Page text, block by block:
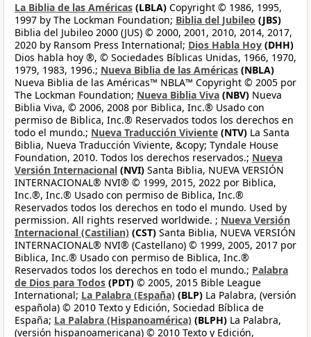
La Biblia de las Américas (LBLA) Copyright © 1986, 1995,
1997 by The Lockman Foundation; Biblia del Jubileo (JBS)
Biblia del Jubileo 2000 (JUS) © 2000, 2001, 2010, 2014, 2017,
2020 by Ransom Press International; Dios Habla Hoy (DHH)
Dios habla hoy ®, © Sociedades Bíblicas Unidas, 1966, 1970,
1979, 1983, 1996.; Nueva Biblia de las Américas (NBLA)
Nueva Biblia de las Américas™ NBLA™ Copyright © 2005 por
The Lockman Foundation; Nueva Biblia Viva (NBV) Nueva
Biblia Viva, © 2006, 2008 por Biblica, Inc.® Usado con
permiso de Biblica, Inc.® Reservados todos los derechos en
todo el mundo.; Nueva Traducción Viviente (NTV) La Santa
Biblia, Nueva Traducción Viviente, &copy; Tyndale House
Foundation, 2010. Todos los derechos reservados.; Nueva
Versión Internacional (NVI) Santa Biblia, NUEVA VERSIÓN
INTERNACIONAL® NVI® © 1999, 2015, 2022 por Biblica,
Inc.®, Inc.® Usado con permiso de Biblica, Inc.®
Reservados todos los derechos en todo el mundo. Used by
permission. All rights reserved worldwide. ; Nueva Versión
Internacional (Castilian) (CST) Santa Biblia, NUEVA VERSIÓN
INTERNACIONAL® NVI® (Castellano) © 1999, 2005, 2017 por
Biblica, Inc.® Usado con permiso de Biblica, Inc.®
Reservados todos los derechos en todo el mundo.; Palabra
de Dios para Todos (PDT) © 2005, 2015 Bible League
International; La Palabra (España) (BLP) La Palabra, (versión
española) © 2010 Texto y Edición, Sociedad Bíblica de
España; La Palabra (Hispanoamérica) (BLPH) La Palabra,
(versión hispanoamericana) © 2010 Texto y Edición,